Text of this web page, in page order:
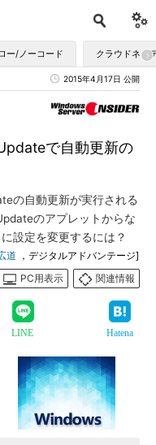
ロー/ノーコード クラウドネイ
2015年4月17日 公開
で自動更新の
の自動更新が実行される
のアプレットからな
設定を変更するには？
道 ，デジタルアドバンテージ]
PC用表示
関連情報
LINE Hatena